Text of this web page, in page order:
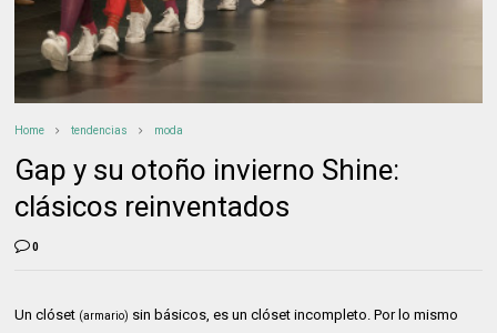
Home tendencias moda
Gap y su otoño invierno Shine:
clásicos reinventados
0
Un clóset (armario) sin básicos, es un clóset incompleto. Por lo mismo